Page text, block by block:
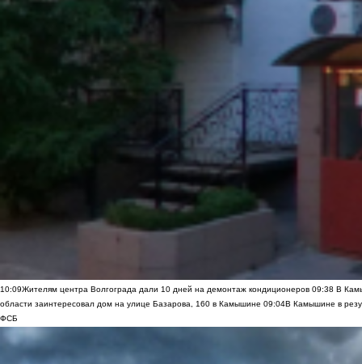
10:09Жителям центра Волгограда дали 10 дней на демонтаж кондиционеров 09:38 В
области заинтересовал дом на улице Базарова, 160 в Камышине 09:04В Камышине в
ФСБ